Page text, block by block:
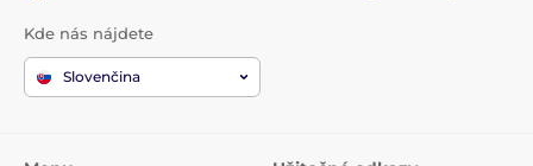
Kde nás nájdete
Slovenčina